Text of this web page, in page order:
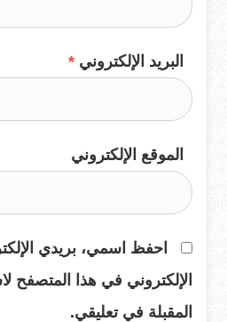
البريد الإلكتروني *
الموقع الإلكتروني
احفظ اسمي، بريدي
الإلكتروني في هذا المتصفح
المقبلة في تعليقي.